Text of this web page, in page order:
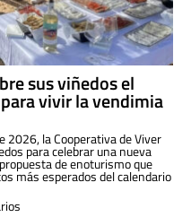
sus viñedos el
vivir la vendimia
2026, la Cooperativa de Viver
para celebrar una nueva
de enoturismo que
más esperados del calendario